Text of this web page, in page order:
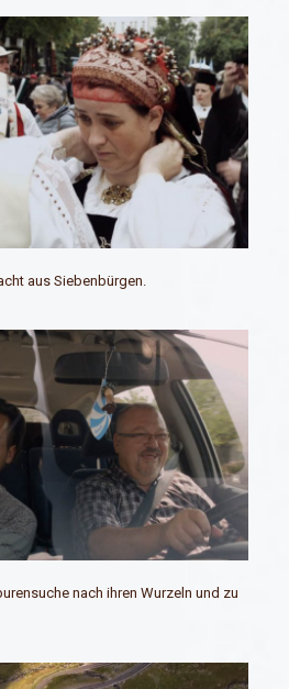
aus Siebenbürgen.
nach ihren Wurzeln und zu